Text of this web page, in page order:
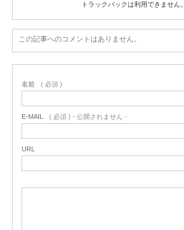
トラックバックは利用できません。
この記事へのコメントはありません。
名前 ( 必須 )
E-MAIL ( 必須 ) - 公開されません -
URL